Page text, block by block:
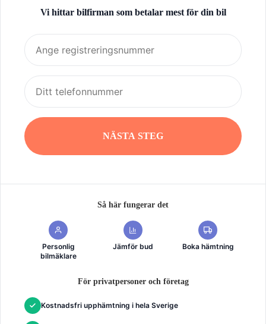
Vi hittar bilfirman som betalar mest för din bil
NÄSTA STEG
Så här fungerar det
Personlig
bilmäklare
Jämför bud Boka hämtning
För privatpersoner och företag
Kostnadsfri upphämtning i hela Sverige